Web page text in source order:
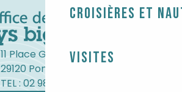
Croisières et
Visites
11 Place Gambetta
29120 Pont-l'Abbé
TEL : 02 98 82 37 99